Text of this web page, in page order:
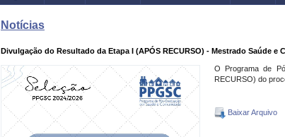
Notícias
Divulgação do Resultado da Etapa I (APÓS RECURSO) - Mestrado Saúde e
O Programa de
RECURSO) do
Baixar Arquivo